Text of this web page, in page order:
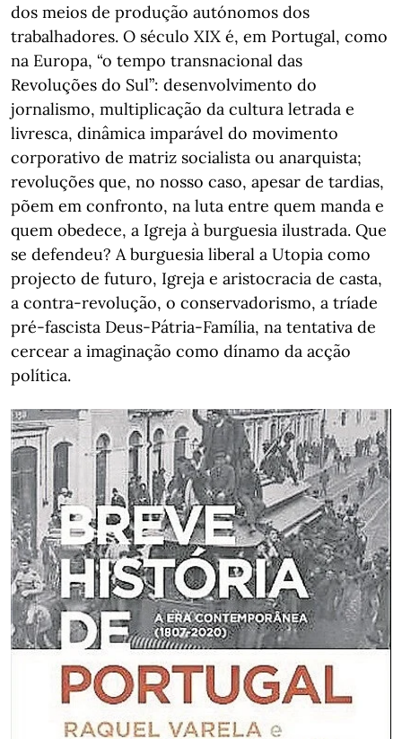
dos meios de produção autónomos dos
trabalhadores. O século XIX é, em Portugal, como
na Europa, “o tempo transnacional das
Revoluções do Sul”: desenvolvimento do
jornalismo, multiplicação da cultura letrada e
livresca, dinâmica imparável do movimento
corporativo de matriz socialista ou anarquista;
revoluções que, no nosso caso, apesar de tardias,
põem em confronto, na luta entre quem manda e
quem obedece, a Igreja à burguesia ilustrada. Que
se defendeu? A burguesia liberal a Utopia como
projecto de futuro, Igreja e aristocracia de casta,
a contra-revolução, o conservadorismo, a tríade
pré-fascista Deus-Pátria-Família, na tentativa de
cercear a imaginação como dínamo da acção
política.